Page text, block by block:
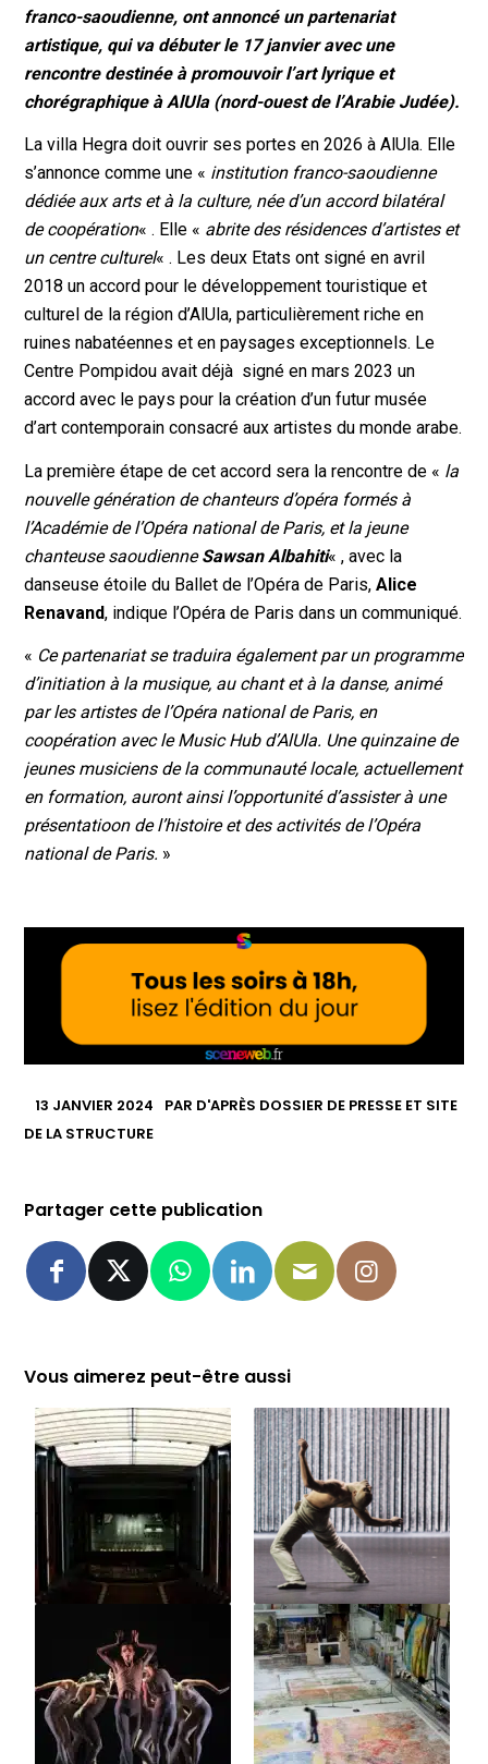
franco-saoudienne, ont annoncé un partenariat
artistique, qui va débuter le 17 janvier avec une
rencontre destinée à promouvoir l’art lyrique et
chorégraphique à AlUla (nord-ouest de l’Arabie Judée).
La villa Hegra doit ouvrir ses portes en 2026 à AlUla. Elle
s’annonce comme une « institution franco-saoudienne
dédiée aux arts et à la culture, née d’un accord bilatéral
de coopération« . Elle « abrite des résidences d’artistes et
un centre culturel« . Les deux Etats ont signé en avril
2018 un accord pour le développement touristique et
culturel de la région d’AlUla, particulièrement riche en
ruines nabatéennes et en paysages exceptionnels. Le
Centre Pompidou avait déjà signé en mars 2023 un
accord avec le pays pour la création d’un futur musée
d’art contemporain consacré aux artistes du monde arabe.
La première étape de cet accord sera la rencontre de « la
nouvelle génération de chanteurs d’opéra formés à
l’Académie de l’Opéra national de Paris, et la jeune
chanteuse saoudienneSawsan Albahiti« , avec la
danseuse étoile du Ballet de l’Opéra de Paris,Alice
Renavand, indique l’Opéra de Paris dans un communiqué.
« Ce partenariat se traduira également par un programme
d’initiation à la musique, au chant et à la danse, animé
par les artistes de l’Opéra national de Paris, en
coopération avec le Music Hub d’AlUla. Une quinzaine de
jeunes musiciens de la communauté locale, actuellement
en formation, auront ainsi l’opportunité d’assister à une
présentatioon de l’histoire et des activités de l’Opéra
national de Paris. »
13 JANVIER 2024 PAR D'APRÈS DOSSIER DE PRESSE ET SITE
DE LA STRUCTURE
Partager cette publication
Vous aimerez peut-être aussi